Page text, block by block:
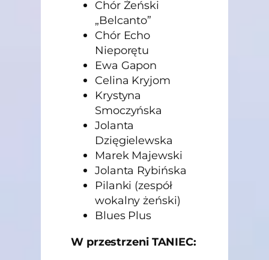
Chór Żeński
„Belcanto”
Chór Echo
Nieporętu
Ewa Gapon
Celina Kryjom
Krystyna
Smoczyńska
Jolanta
Dzięgielewska
Marek Majewski
Jolanta Rybińska
Pilanki (zespół
wokalny żeński)
Blues Plus
W przestrzeni TANIEC: